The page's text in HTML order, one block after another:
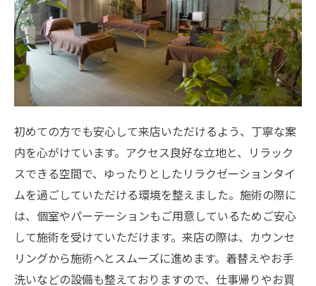
初めての方でも安心して来店いただけるよう、丁寧な案
内を心がけています。アクセス良好な立地と、リラック
スできる空間で、ゆったりとしたリラクゼーションタイ
ムを過ごしていただける環境を整えました。施術の際に
は、個室やパーテーションもご用意しているためご安心
して施術を受けていただけます。来店の際は、カウンセ
リングから施術へとスムーズに進めます。着替えやお手
洗いなどの設備も整えておりますので、仕事帰りやお買